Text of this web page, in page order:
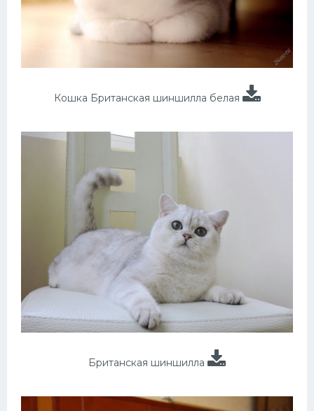
Кошка Британская шиншилла белая
Британская шиншилла